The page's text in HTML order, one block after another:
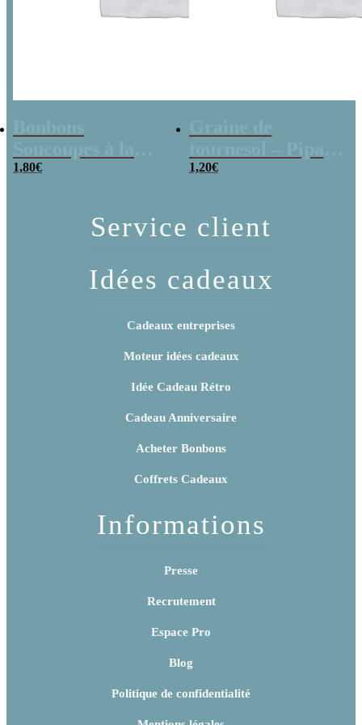
poudre (x20)
1,80€
x 3
1,20€
Service client
Idées cadeaux
Cadeaux entreprises
Moteur idées cadeaux
Idée Cadeau Rétro
Cadeau Anniversaire
Acheter Bonbons
Coffrets Cadeaux
Informations
Presse
Recrutement
Espace Pro
Blog
Politique de confidentialité